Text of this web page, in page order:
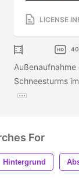
LICENSE
Schneesturms
For
Hintergrund